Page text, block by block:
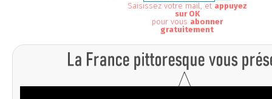
Saisissez votre mail, et appuyez
sur OK
pour vous abonner
gratuitement